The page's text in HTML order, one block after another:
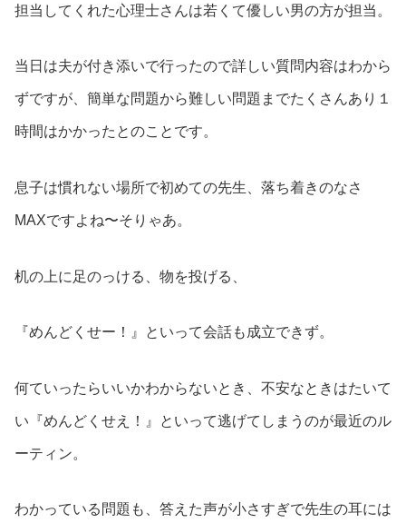
担当してくれた心理士さんは若くて優しい男の方が担当。
当日は夫が付き添いで行ったので詳しい質問内容はわから
ずですが、簡単な問題から難しい問題までたくさんあり１
時間はかかったとのことです。
息子は慣れない場所で初めての先生、落ち着きのなさ
MAXですよね〜そりゃあ。
机の上に足のっける、物を投げる、
『めんどくせー！』といって会話も成立できず。
何ていったらいいかわからないとき、不安なときはたいて
い『めんどくせえ！』といって逃げてしまうのが最近のル
ーティン。
わかっている問題も、答えた声が小さすぎで先生の耳には